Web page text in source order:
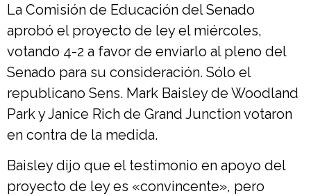
La Comisión de Educación del Senado
aprobó el proyecto de ley el miércoles,
votando 4-2 a favor de enviarlo al pleno del
Senado para su consideración. Sólo el
republicano Sens. Mark Baisley de Woodland
Park y Janice Rich de Grand Junction votaron
en contra de la medida.
Baisley dijo que el testimonio en apoyo del
proyecto de ley es «convincente», pero